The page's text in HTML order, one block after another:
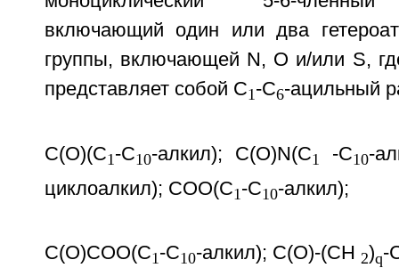
включающий один или два
группы, включающей N, О и/или S,
представляет собой C1-C6-ацильный
C(O)(C1 -C10-алкил); C(O)N(C1 -C10-
циклоалкил); СОО(C1-C10-алкил);
C(O)СОО(C1-C10-алкил); C(O)-(CH 2)q-